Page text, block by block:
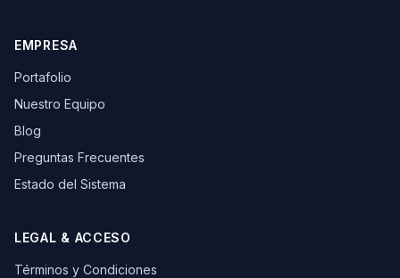
EMPRESA
Portafolio
Nuestro Equipo
Blog
Preguntas Frecuentes
Estado del Sistema
LEGAL & ACCESO
Términos y Condiciones